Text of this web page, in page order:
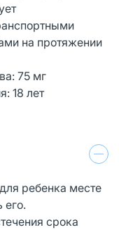
на протяжении
75 мг
18 лет
ребенка месте
его.
срока